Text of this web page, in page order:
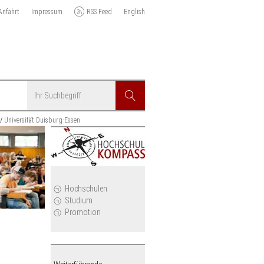
Impressum RSS Feed English
Suchen
Universität Duisburg-Essen
Hochschulen
Studium
Promotion